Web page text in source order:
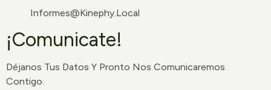
Informes@kinephy.local
¡Comunicate!
Déjanos Tus Datos Y Pronto Nos Comunicaremos
Contigo.